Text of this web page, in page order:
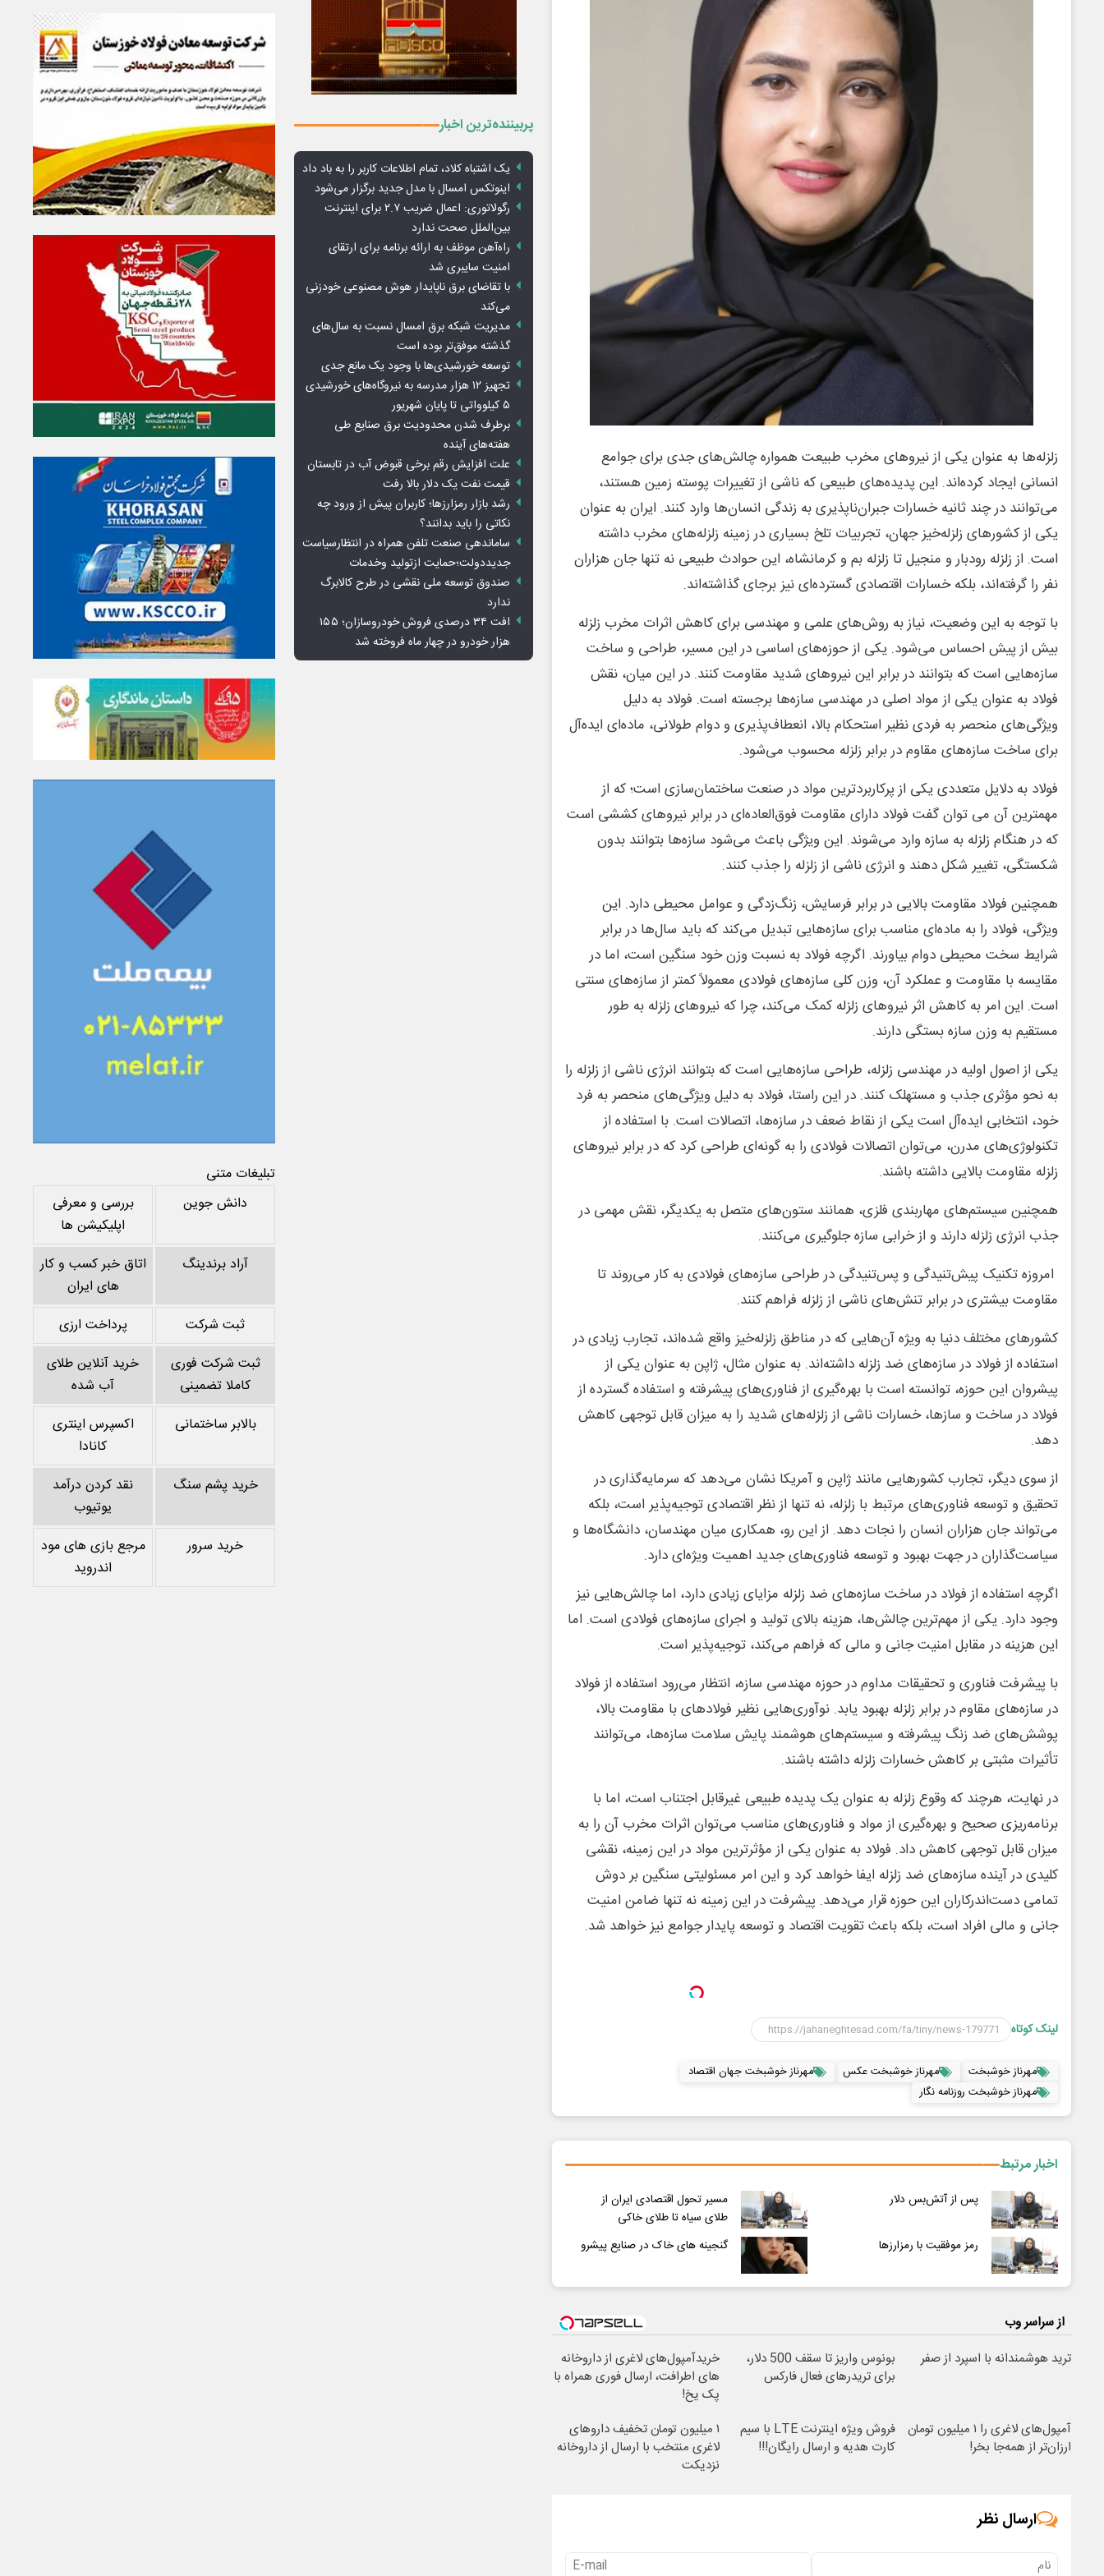
زلزله‌ها به عنوان یکی از نیروهای مخرب طبیعت همواره چالش‌های جدی برای جوامع
انسانی ایجاد کرده‌اند. این پدیده‌های طبیعی که ناشی از تغییرات پوسته زمین هستند،
می‌توانند در چند ثانیه خسارات جبران‌ناپذیری به زندگی انسان‌ها وارد کنند. ایران به عنوان
یکی از کشورهای زلزله‌خیز جهان، تجربیات تلخ بسیاری در زمینه زلزله‌های مخرب داشته
است. از زلزله رودبار و منجیل تا زلزله بم و کرمانشاه، این حوادث طبیعی نه تنها جان هزاران
نفر را گرفته‌اند، بلکه خسارات اقتصادی گسترده‌ای نیز برجای گذاشته‌اند.
با توجه به این وضعیت، نیاز به روش‌های علمی و مهندسی برای کاهش اثرات مخرب زلزله
بیش از پیش احساس می‌شود. یکی از حوزه‌های اساسی در این مسیر، طراحی و ساخت
سازه‌هایی است که بتوانند در برابر این نیروهای شدید مقاومت کنند. در این میان، نقش
فولاد به عنوان یکی از مواد اصلی در مهندسی سازه‌ها برجسته است. فولاد به دلیل
ویژگی‌های منحصر به فردی نظیر استحکام بالا، انعطاف‌پذیری و دوام طولانی، ماده‌ای ایده‌آل
برای ساخت سازه‌های مقاوم در برابر زلزله محسوب می‌شود.
فولاد به دلایل متعددی یکی از پرکاربردترین مواد در صنعت ساختمان‌سازی است؛ که از
مهمترین آن می توان گفت فولاد دارای مقاومت فوق‌العاده‌ای در برابر نیروهای کششی است
که در هنگام زلزله به سازه وارد می‌شوند. این ویژگی باعث می‌شود سازه‌ها بتوانند بدون
شکستگی، تغییر شکل دهند و انرژی ناشی از زلزله را جذب کنند.
همچنین فولاد مقاومت بالایی در برابر فرسایش، زنگ‌زدگی و عوامل محیطی دارد. این
ویژگی، فولاد را به ماده‌ای مناسب برای سازه‌هایی تبدیل می‌کند که باید سال‌ها در برابر
شرایط سخت محیطی دوام بیاورند. اگرچه فولاد به نسبت وزن خود سنگین است، اما در
مقایسه با مقاومت و عملکرد آن، وزن کلی سازه‌های فولادی معمولاً کمتر از سازه‌های سنتی
است. این امر به کاهش اثر نیروهای زلزله کمک می‌کند، چرا که نیروهای زلزله به طور
مستقیم به وزن سازه بستگی دارند.
یکی از اصول اولیه در مهندسی زلزله، طراحی سازه‌هایی است که بتوانند انرژی ناشی از زلزله را
به نحو مؤثری جذب و مستهلک کنند. در این راستا، فولاد به دلیل ویژگی‌های منحصر به فرد
خود، انتخابی ایده‌آل است یکی از نقاط ضعف در سازه‌ها، اتصالات است. با استفاده از
تکنولوژی‌های مدرن، می‌توان اتصالات فولادی را به گونه‌ای طراحی کرد که در برابر نیروهای
زلزله مقاومت بالایی داشته باشند.
همچنین سیستم‌های مهاربندی فلزی، همانند ستون‌های متصل به یکدیگر، نقش مهمی در
جذب انرژی زلزله دارند و از خرابی سازه جلوگیری می‌کنند.
امروزه تکنیک‌ پیش‌تنیدگی و پس‌تنیدگی در طراحی سازه‌های فولادی به کار می‌روند تا
مقاومت بیشتری در برابر تنش‌های ناشی از زلزله فراهم کنند.
کشورهای مختلف دنیا به ویژه آن‌هایی که در مناطق زلزله‌خیز واقع شده‌اند، تجارب زیادی در
استفاده از فولاد در سازه‌های ضد زلزله داشته‌اند. به عنوان مثال، ژاپن به عنوان یکی از
پیشروان این حوزه، توانسته است با بهره‌گیری از فناوری‌های پیشرفته و استفاده گسترده از
فولاد در ساخت و سازها، خسارات ناشی از زلزله‌های شدید را به میزان قابل توجهی کاهش
دهد.
از سوی دیگر، تجارب کشورهایی مانند ژاپن و آمریکا نشان می‌دهد که سرمایه‌گذاری در
تحقیق و توسعه فناوری‌های مرتبط با زلزله، نه تنها از نظر اقتصادی توجیه‌پذیر است، بلکه
می‌تواند جان هزاران انسان را نجات دهد. از این رو، همکاری میان مهندسان، دانشگاه‌ها و
سیاست‌گذاران در جهت بهبود و توسعه فناوری‌های جدید اهمیت ویژه‌ای دارد.
اگرچه استفاده از فولاد در ساخت سازه‌های ضد زلزله مزایای زیادی دارد، اما چالش‌هایی نیز
وجود دارد. یکی از مهم‌ترین چالش‌ها، هزینه بالای تولید و اجرای سازه‌های فولادی است. اما
این هزینه در مقابل امنیت جانی و مالی که فراهم می‌کند، توجیه‌پذیر است.
با پیشرفت فناوری و تحقیقات مداوم در حوزه مهندسی سازه، انتظار می‌رود استفاده از فولاد
در سازه‌های مقاوم در برابر زلزله بهبود یابد. نوآوری‌هایی نظیر فولادهای با مقاومت بالا،
پوشش‌های ضد زنگ پیشرفته و سیستم‌های هوشمند پایش سلامت سازه‌ها، می‌توانند
تأثیرات مثبتی بر کاهش خسارات زلزله داشته باشند.
در نهایت، هرچند که وقوع زلزله به عنوان یک پدیده طبیعی غیرقابل اجتناب است، اما با
برنامه‌ریزی صحیح و بهره‌گیری از مواد و فناوری‌های مناسب می‌توان اثرات مخرب آن را به
میزان قابل توجهی کاهش داد. فولاد به عنوان یکی از مؤثرترین مواد در این زمینه، نقشی
کلیدی در آینده سازه‌های ضد زلزله ایفا خواهد کرد و این امر مسئولیتی سنگین بر دوش
تمامی دست‌اندرکاران این حوزه قرار می‌دهد. پیشرفت در این زمینه نه تنها ضامن امنیت
جانی و مالی افراد است، بلکه باعث تقویت اقتصاد و توسعه پایدار جوامع نیز خواهد شد.
لینک کوتاه
مهرناز خوشبخت مهرناز خوشبخت عکس
مهرناز خوشبخت جهان اقتصاد
مهرناز خوشبخت روزنامه نگار
اخبار مرتبط
پس از آتش‌بس دلار
مسیر تحول اقتصادی ایران از
طلای سیاه تا طلای خاکی
رمز موفقیت با رمزارزها
گنجینه های خاک در صنایع پیشرو
از سراسر وب
ترید هوشمندانه با اسپرد از صفر
بونوس واریز تا سقف 500 دلار،
برای تریدرهای فعال فارکس
خریدآمپول‌های لاغری از داروخانه
های اطرافت، ارسال فوری همراه با
پک یخ!
آمپول‌های لاغری را ۱ میلیون تومان
ارزان‌تر از همه‌جا بخر!
فروش ویژه اینترنت LTE با سیم
کارت هدیه و ارسال رایگان!!!
۱ میلیون تومان تخفیف داروهای
لاغری منتخب با ارسال از داروخانه
نزدیکت
ارسال نظر
پربیننده‌ترین اخبار
یک اشتباه کلاد، تمام اطلاعات کاربر را به باد داد
اینوتکس امسال با مدل جدید برگزار می‌شود
رگولاتوری: اعمال ضریب ۲.۷ برای اینترنت
بین‌الملل صحت ندارد
راه‌آهن موظف به ارائه برنامه برای ارتقای
امنیت سایبری شد
با تقاضای برق ناپایدار هوش مصنوعی خودزنی
می‌کند
مدیریت شبکه برق امسال نسبت به سال‌های
گذشته موفق‌تر بوده است
توسعه خورشیدی‌ها با وجود یک مانع جدی
تجهیز ۱۲ هزار مدرسه به نیروگاه‌های خورشیدی
۵ کیلوواتی تا پایان شهریور
برطرف شدن محدودیت‌ برق صنایع طی
هفته‌های آینده
علت افزایش رقم برخی قبوض آب در تابستان
قیمت نفت یک دلار بالا رفت
رشد بازار رمزارزها؛ کاربران پیش از ورود چه
نکاتی را باید بدانند؟
ساماندهی صنعت تلفن همراه در انتظارسیاست
جدیددولت؛حمایت ازتولید وخدمات
صندوق توسعه ملی نقشی در طرح کالابرگ
ندارد
افت ۳۴ درصدی فروش خودروسازان؛ ۱۵۵
هزار خودرو در چهار ماه فروخته شد
تبلیغات متنی
دانش جوین
بررسی و معرفی
اپلیکیشن ها
آراد برندینگ
اتاق خبر کسب و کار
های ایران
ثبت شرکت
پرداخت ارزی
ثبت شرکت فوری
کاملا تضمینی
خرید آنلاین طلای
آب شده
بالابر ساختمانی
اکسپرس اینتری
کانادا
خرید پشم سنگ
نقد کردن درآمد
یوتیوب
خرید سرور
مرجع بازی های مود
اندروید